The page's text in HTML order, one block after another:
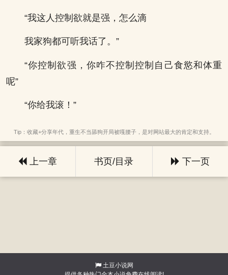
“我这人控制欲就是强，怎么滴
我家狗都可听我话了。”
“你控制欲强，你咋不控制控制自己食慾和体重
呢”
“你给我滚！”
Tip：收藏+分享年代，重生不当舔狗开局被嘎腰子，是对网站最大的肯定和支持。
上一章 书页/目录 下一页
土豆小说网